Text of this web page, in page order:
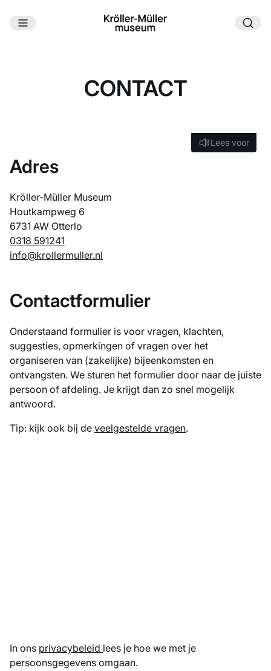
Ga naar hoofdinhoud
CONTACT
Lees voor
Lees voor
Adres
Kröller-Müller Museum
Houtkampweg 6
6731 AW Otterlo
0318 591241
info@krollermuller.nl
Contactformulier
Onderstaand formulier is voor vragen, klachten,
suggesties, opmerkingen of vragen over het
organiseren van (zakelijke) bijeenkomsten en
ontvangsten. We sturen het formulier door naar de juiste
persoon of afdeling. Je krijgt dan zo snel mogelijk
antwoord.
Tip: kijk ook bij de veelgestelde vragen.
In ons privacybeleid lees je hoe we met je
persoonsgegevens omgaan.